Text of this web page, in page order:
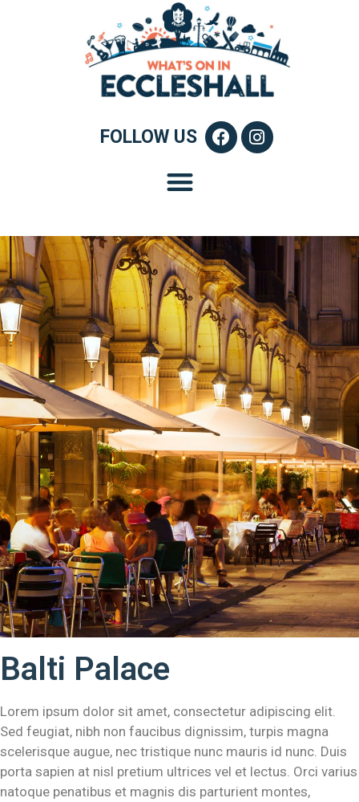
FOLLOW US
Balti Palace
Lorem ipsum dolor sit amet, consectetur adipiscing elit.
Sed feugiat, nibh non faucibus dignissim, turpis magna
scelerisque augue, nec tristique nunc mauris id nunc. Duis
porta sapien at nisl pretium ultrices vel et lectus. Orci varius
natoque penatibus et magnis dis parturient montes,